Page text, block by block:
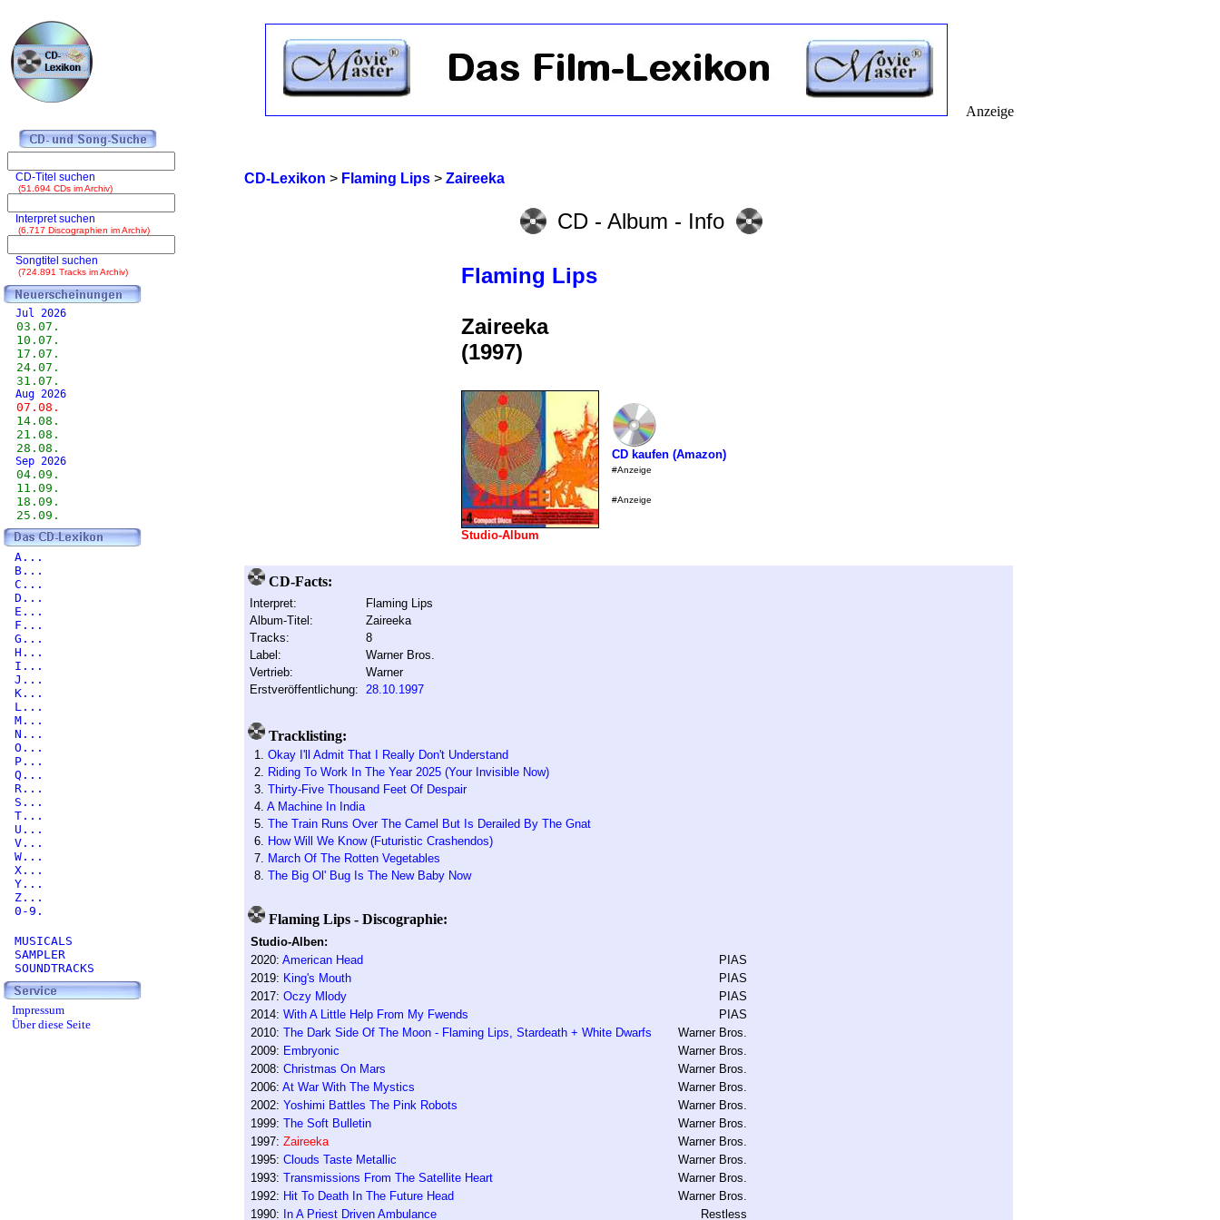
CD-Lexikon > Flaming Lips> Zaireeka
CD - Album - Info
Flaming Lips
Zaireeka
(1997)
Studio-Album
CD kaufen (Amazon)
#Anzeige
#Anzeige
CD-Facts:
Interpret:
Flaming Lips
Album-Titel:
Zaireeka
Tracks:
8
Label:
Warner Bros.
Vertrieb:
Warner
Erstveröffentlichung: 28.10.1997
Tracklisting:
1. Okay I'll Admit That I Really Don't Understand
2. Riding To Work In The Year 2025 (Your Invisible Now)
3. Thirty-Five Thousand Feet Of Despair
4. A Machine In India
5. The Train Runs Over The Camel But Is Derailed By The Gnat
6. How Will We Know (Futuristic Crashendos)
7. March Of The Rotten Vegetables
8. The Big Ol' Bug Is The New Baby Now
Flaming Lips - Discographie:
Studio-Alben:
2020: American Head
PIAS
2019: King's Mouth
PIAS
2017: Oczy Mlody
PIAS
2014: With A Little Help From My Fwends
PIAS
2010: The Dark Side Of The Moon - Flaming Lips, Stardeath + White Dwarfs
Warner Bros.
2009: Embryonic
Warner Bros.
2008: Christmas On Mars
Warner Bros.
2006: At War With The Mystics
Warner Bros.
2002: Yoshimi Battles The Pink Robots
Warner Bros.
1999: The Soft Bulletin
Warner Bros.
1997: Zaireeka
Warner Bros.
1995: Clouds Taste Metallic
Warner Bros.
1993: Transmissions From The Satellite Heart
Warner Bros.
1992: Hit To Death In The Future Head
Warner Bros.
1990: In A Priest Driven Ambulance Restless
Anzeige
CD-Titel suchen
(51.694 CDs im Archiv)
Interpret suchen
(6.717 Discographien im Archiv)
Songtitel suchen
(724.891 Tracks im Archiv)
Jul 2026
03.07.
10.07.
17.07.
24.07.
31.07.
Aug 2026
07.08.
14.08.
21.08.
28.08.
Sep 2026
04.09.
11.09.
18.09.
25.09.
A...
B...
C...
D...
E...
F...
G...
H...
I...
J...
K...
L...
M...
N...
O...
P...
Q...
R...
S...
T...
U...
V...
W...
X...
Y...
Z...
0-9.
MUSICALS
SAMPLER
SOUNDTRACKS
Impressum
Über diese Seite